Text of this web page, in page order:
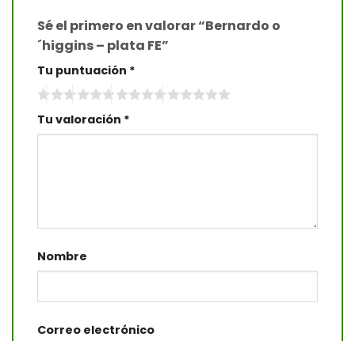
Sé el primero en valorar “Bernardo o
´higgins – plata FE”
Tu puntuación *
Tu valoración *
Nombre
Correo electrónico